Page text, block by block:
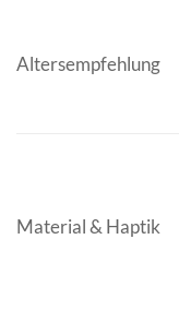
Altersempfehlung
Material & Haptik